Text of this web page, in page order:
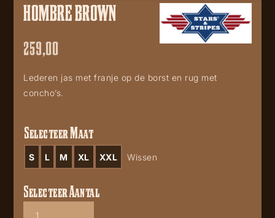
HOMBRE BROWN
259,00
Lederen jas met franje op de borst en rug met
concho’s.
Selecteer Maat
S L M XL XXL Wissen
Hombre
Selecteer Aantal